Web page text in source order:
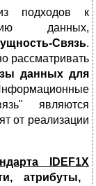
подходов к
данных,
Связь.
рассматривать
данных для
являются
от реализации
IDEF1X
атрибуты,